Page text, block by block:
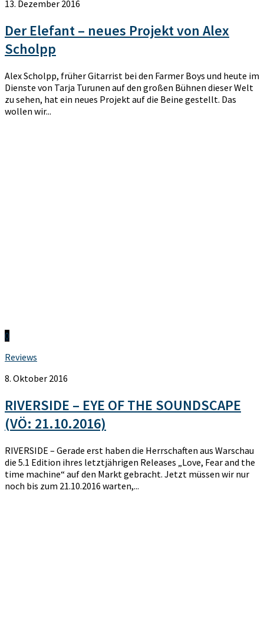
13. Dezember 2016
Der Elefant – neues Projekt von Alex
Scholpp
Alex Scholpp, früher Gitarrist bei den Farmer Boys und heute im
Dienste von Tarja Turunen auf den großen Bühnen dieser Welt
zu sehen, hat ein neues Projekt auf die Beine gestellt. Das
wollen wir...
0
Reviews
8. Oktober 2016
RIVERSIDE – EYE OF THE SOUNDSCAPE
(VÖ: 21.10.2016)
RIVERSIDE – Gerade erst haben die Herrschaften aus Warschau
die 5.1 Edition ihres letztjährigen Releases „Love, Fear and the
time machine“ auf den Markt gebracht. Jetzt müssen wir nur
noch bis zum 21.10.2016 warten,...